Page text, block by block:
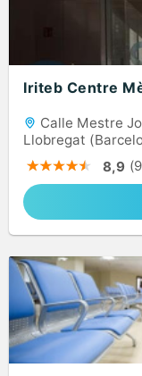
Iriteb Centre
Calle Mestre
Llobregat
8,9